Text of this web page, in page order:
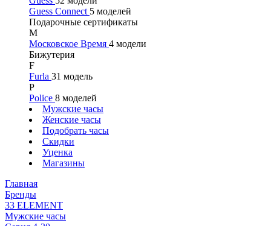
Guess Connect 5 моделей
Подарочные сертификаты
М
Московское Время 4 модели
Бижутерия
F
Furla 31 модель
P
Police 8 моделей
Мужские часы
Женские часы
Подобрать часы
Скидки
Уценка
Магазины
Главная
Бренды
33 ELEMENT
Мужские часы